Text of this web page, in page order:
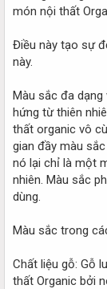
món nội thất
Điều này tạo sự
này.
Màu sắc đa
hứng từ thiên
thất organic vô
gian đầy màu
nó lại chỉ là một
nhiên. Màu sắc
dùng.
Màu sắc trong
Chất liệu gỗ: Gỗ
thất Organic bởi